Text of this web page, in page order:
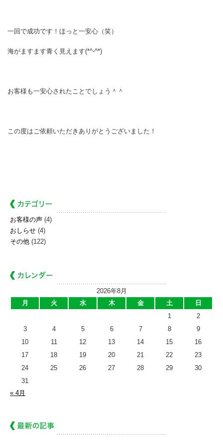
一回で成功です！ほっと一安心（笑）
海がますます青く見えます(*^-^*)
お客様も一安心されたことでしょう＾＾
この度はご依頼いただきありがとうございました！
お客様の声 (4)
おしらせ (4)
その他 (122)
2026年8月
月
火 水 木 金 土
日
1
2
3
4 5 6 7 8
9
10
11 12 13 14 15
16
17
18 19 20 21 22
23
24
25 26 27 28 29
30
31
« 4月